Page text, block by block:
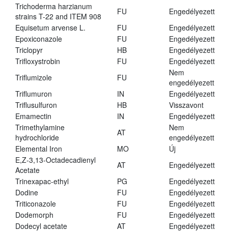
Trichoderma harzianum
strains T-22 and ITEM 908
FU
Engedélyezett
Equisetum arvense L.
FU
Engedélyezett
Epoxiconazole
FU
Engedélyezett
Triclopyr
HB
Engedélyezett
Trifloxystrobin
FU
Engedélyezett
Triflumizole
FU
Nem
engedélyezett
Triflumuron
IN
Engedélyezett
Triflusulfuron
HB
Visszavont
Emamectin
IN
Engedélyezett
Trimethylamine
hydrochloride
AT
Nem
engedélyezett
Elemental Iron
MO
Új
E,Z-3,13-Octadecadienyl
Acetate
AT
Engedélyezett
Trinexapac-ethyl
PG
Engedélyezett
Dodine
FU
Engedélyezett
Triticonazole
FU
Engedélyezett
Dodemorph
FU
Engedélyezett
Dodecyl acetate
AT Engedélyezett